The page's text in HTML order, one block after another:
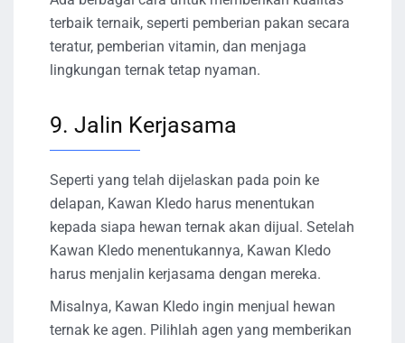
terbaik ternaik, seperti pemberian pakan secara
teratur, pemberian vitamin, dan menjaga
lingkungan ternak tetap nyaman.
9. Jalin Kerjasama
Seperti yang telah dijelaskan pada poin ke
delapan, Kawan Kledo harus menentukan
kepada siapa hewan ternak akan dijual. Setelah
Kawan Kledo menentukannya, Kawan Kledo
harus menjalin kerjasama dengan mereka.
Misalnya, Kawan Kledo ingin menjual hewan
ternak ke agen. Pilihlah agen yang memberikan